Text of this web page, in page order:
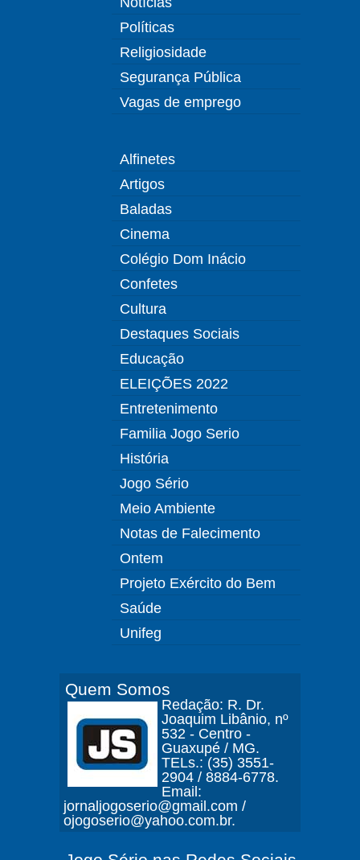
Políticas
Religiosidade
Segurança Pública
Vagas de emprego
Alfinetes
Artigos
Baladas
Cinema
Colégio Dom Inácio
Confetes
Cultura
Destaques Sociais
Educação
ELEIÇÕES 2022
Entretenimento
Familia Jogo Serio
História
Jogo Sério
Meio Ambiente
Notas de Falecimento
Ontem
Projeto Exército do Bem
Saúde
Unifeg
Quem Somos
Redação: R. Dr.
Joaquim Libânio, nº
532 - Centro -
Guaxupé / MG.
TELs.: (35) 3551-
2904 / 8884-6778.
Email:
jornaljogoserio@gmail.com /
ojogoserio@yahoo.com.br.